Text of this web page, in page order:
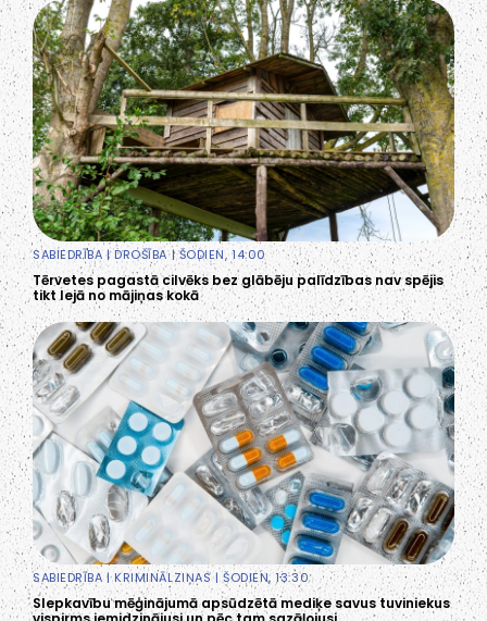
SABIEDRĪBA|DROŠĪBA| ŠODIEN, 14:00
Tērvetes pagastā cilvēks bez glābēju palīdzības nav spējis
tikt lejā no mājiņas kokā
SABIEDRĪBA |KRIMINĀLZIŅAS| ŠODIEN, 13:30
Slepkavību mēģinājumā apsūdzētā mediķe savus tuviniekus